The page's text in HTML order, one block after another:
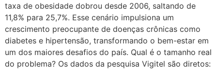
taxa de obesidade dobrou desde 2006, saltando de
11,8% para 25,7%. Esse cenário impulsiona um
crescimento preocupante de doenças crônicas como
diabetes e hipertensão, transformando o bem-estar em
um dos maiores desafios do país. Qual é o tamanho real
do problema? Os dados da pesquisa Vigitel são diretos: